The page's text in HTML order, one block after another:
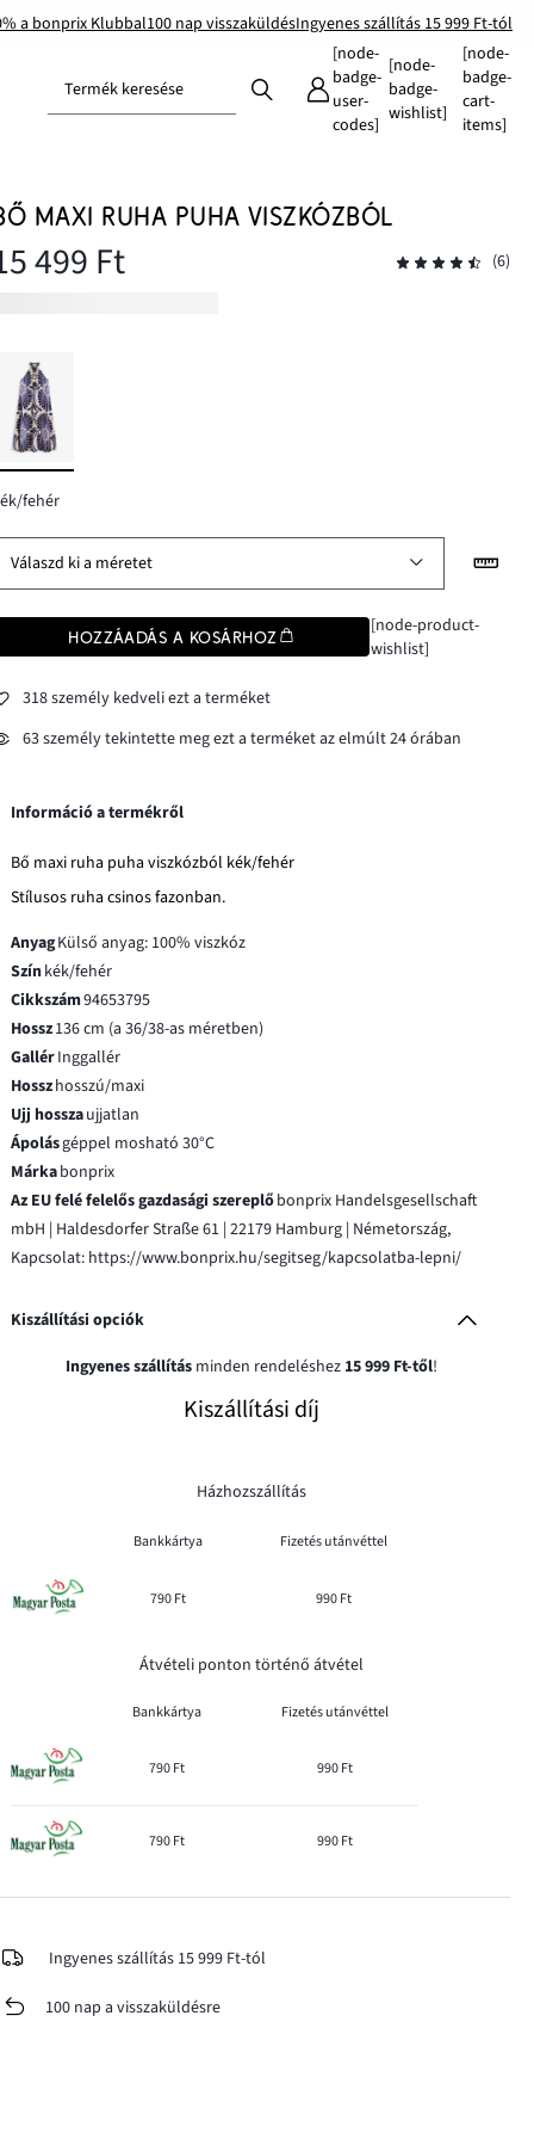
a bonprix Klubbal100 nap visszaküldésIngyenes szállítás 15 999 Ft-tól
Termék keresése
[node-
badge-
user-
codes]
[node-
badge-
wishlist]
[node-
badge-
cart-
items]
MAXI RUHA PUHA VISZKÓZBÓL
499 Ft (6)
fehér
Válaszd ki a méretet
HOZZÁADÁS A KOSÁRHOZ
[node-product-
wishlist]
318 személy kedveli ezt a terméket
63 személy tekintette meg ezt a terméket az elmúlt 24 órában
Információ a termékről
Bő maxi ruha puha viszkózból kék/fehér
Stílusos ruha csinos fazonban.
AnyagKülső anyag: 100% viszkóz
Színkék/fehér
Cikkszám94653795
Hossz136 cm (a 36/38-as méretben)
GallérInggallér
Hosszhosszú/maxi
Ujj hosszaujjatlan
Ápolásgéppel mosható 30°C
Márkabonprix
Az EU felé felelős gazdasági szereplőbonprix Handelsgesellschaft
mbH | Haldesdorfer Straße 61 | 22179 Hamburg | Németország,
Kapcsolat: https://www.bonprix.hu/segitseg/kapcsolatba-lepni/
Kiszállítási opciók
Ingyenes szállításminden rendeléshez 15 999 Ft-től!
Kiszállítási díj
Házhozszállítás
Bankkártya Fizetés utánvéttel
790 Ft 990 Ft
Átvételi ponton történő átvétel
Bankkártya Fizetés utánvéttel
790 Ft 990 Ft
790 Ft 990 Ft
Ingyenes szállítás 15 999 Ft-tól
100 nap a visszaküldésre